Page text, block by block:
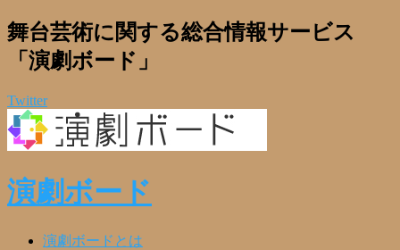
舞台芸術に関する総合情報サービス
「演劇ボード」
Twitter
演劇ボード
演劇ボードとは